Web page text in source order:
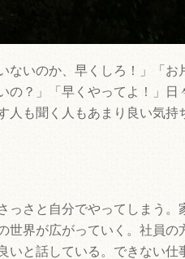
ないのか、早くしろ！」「お
の？」「早くやってよ！」日
人も聞く人もあまり良い気持
っさと自分でやってしまう。
世界が広がっていく。社員の
いと話している。できない仕